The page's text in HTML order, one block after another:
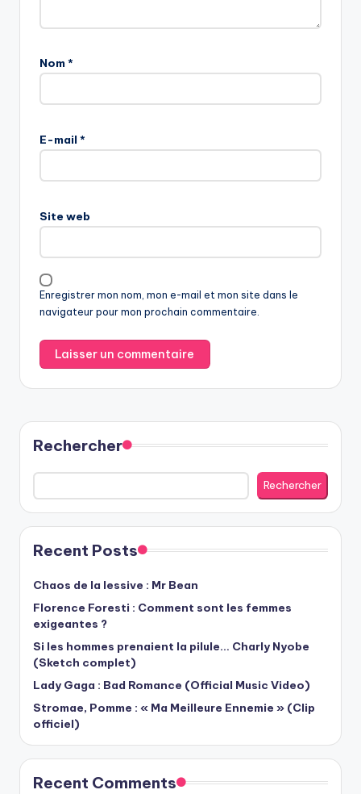
Nom *
E-mail *
Site web
Enregistrer mon nom, mon e-mail et mon site dans le
navigateur pour mon prochain commentaire.
Rechercher
Rechercher
Recent Posts
Chaos de la lessive : Mr Bean
Florence Foresti : Comment sont les femmes
exigeantes ?
Si les hommes prenaient la pilule… Charly Nyobe
(Sketch complet)
Lady Gaga : Bad Romance (Official Music Video)
Stromae, Pomme : « Ma Meilleure Ennemie » (Clip
officiel)
Recent Comments